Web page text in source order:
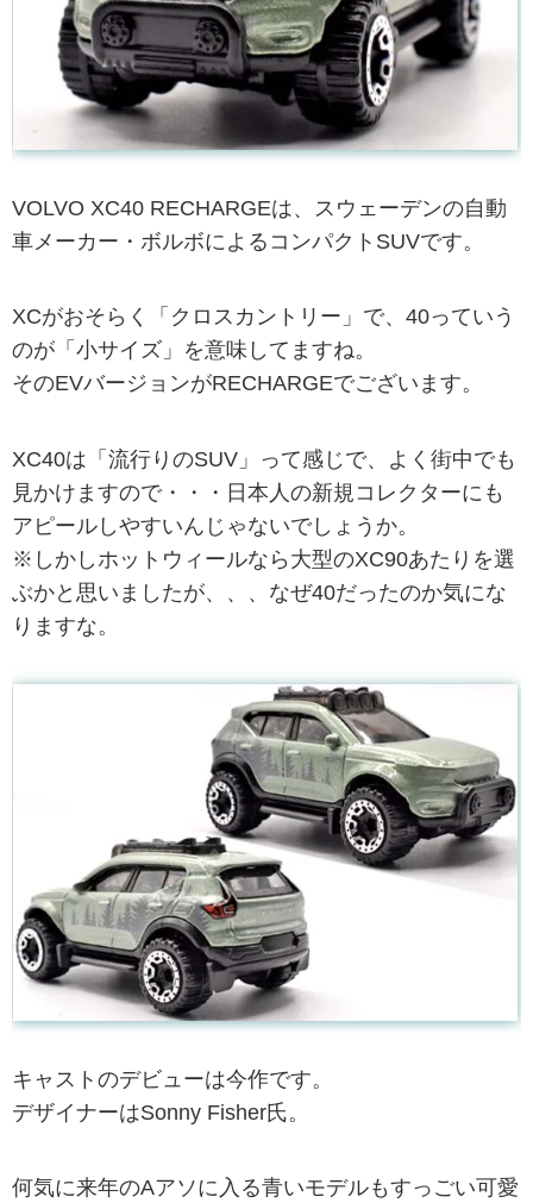
VOLVO XC40 RECHARGEは、スウェーデンの自動
車メーカー・ボルボによるコンパクトSUVです。
XCがおそらく「クロスカントリー」で、40っていう
のが「小サイズ」を意味してますね。
そのEVバージョンがRECHARGEでございます。
XC40は「流行りのSUV」って感じで、よく街中でも
見かけますので・・・日本人の新規コレクターにも
アピールしやすいんじゃないでしょうか。
※しかしホットウィールなら大型のXC90あたりを選
ぶかと思いましたが、、、なぜ40だったのか気にな
りますな。
キャストのデビューは今作です。
デザイナーはSonny Fisher氏。
何気に来年のAアソに入る青いモデルもすっごい可愛